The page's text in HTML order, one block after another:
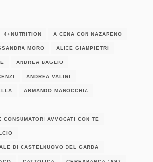
4+NUTRITION A CENA CON NAZARENO
MORO ALICE GIAMPIETRI
ANDREA BAGLIO
ANDREA VALIGI
ARMANDO MANOCCHIA
CONSUMATORI AVVOCATI CON TE
DI CASTELNUOVO DEL GARDA